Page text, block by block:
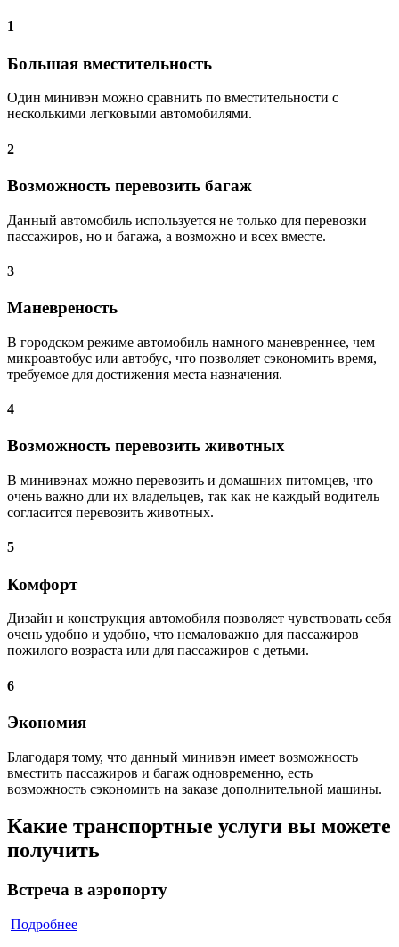
1
Большая вместительность
Один минивэн можно сравнить по вместительности с
несколькими легковыми автомобилями.
2
Возможность перевозить багаж
Данный автомобиль используется не только для перевозки
пассажиров, но и багажа, а возможно и всех вместе.
3
Маневреность
В городском режиме автомобиль намного маневреннее, чем
микроавтобус или автобус, что позволяет сэкономить время,
требуемое для достижения места назначения.
4
Возможность перевозить животных
В минивэнах можно перевозить и домашних питомцев, что
очень важно дли их владельцев, так как не каждый водитель
согласится перевозить животных.
5
Комфорт
Дизайн и конструкция автомобиля позволяет чувствовать себя
очень удобно и удобно, что немаловажно для пассажиров
пожилого возраста или для пассажиров с детьми.
6
Экономия
Благодаря тому, что данный минивэн имеет возможность
вместить пассажиров и багаж одновременно, есть
возможность сэкономить на заказе дополнительной машины.
Какие транспортные услуги вы можете
получить
Встреча в аэропорту
Подробнее